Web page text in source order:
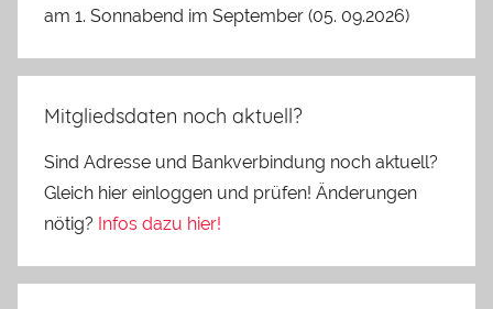
am 1. Sonnabend im September (05. 09.2026)
Mitgliedsdaten noch aktuell?
Sind Adresse und Bankverbindung noch aktuell?
Gleich hier einloggen und prüfen! Änderungen
nötig? Infos dazu hier!